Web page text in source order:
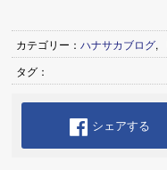
カテゴリー：ハナサカブログ,
タグ：
シェアする